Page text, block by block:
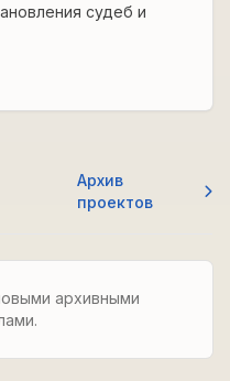
судеб и
Архив
проектов
архивными